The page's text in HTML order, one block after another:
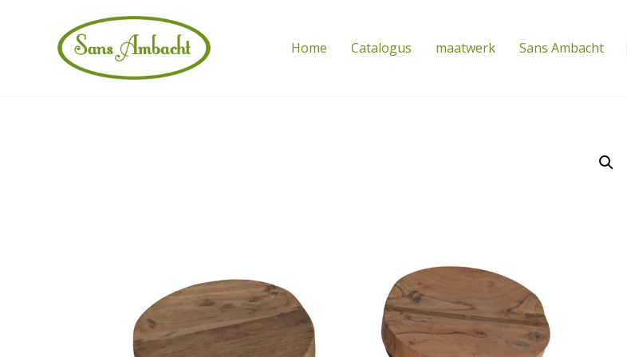
Home Catalogus maatwerk Sans Ambacht